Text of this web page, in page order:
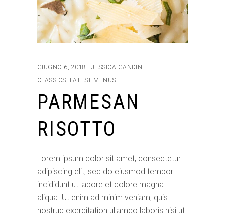
GIUGNO 6, 2018
JESSICA GANDINI
CLASSICS, LATEST MENUS
PARMESAN
RISOTTO
Lorem ipsum dolor sit amet, consectetur
adipiscing elit, sed do eiusmod tempor
incididunt ut labore et dolore magna
aliqua. Ut enim ad minim veniam, quis
nostrud exercitation ullamco laboris nisi ut